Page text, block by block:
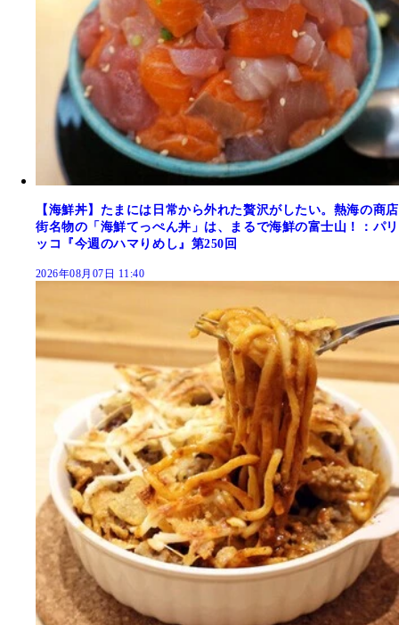
【海鮮丼】たまには日常から外れた贅沢がしたい。熱海の商店
街名物の「海鮮てっぺん丼」は、まるで海鮮の富士山！：パリ
ッコ『今週のハマりめし』第250回
2026年08月07日 11:40